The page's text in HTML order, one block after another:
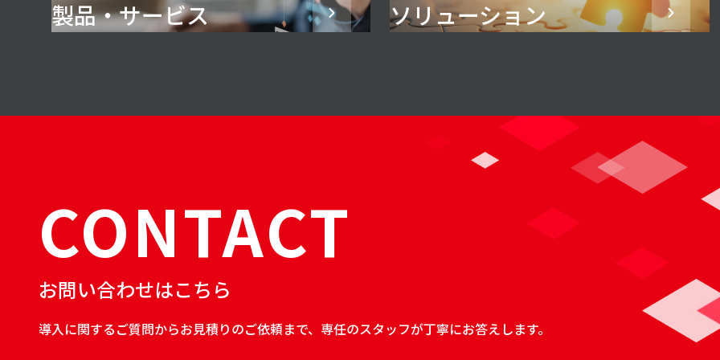
製品・サービス ソリューション
CONTACT
お問い合わせはこちら
導入に関するご質問からお見積りのご依頼まで、専任のスタッフが丁寧にお答えします。